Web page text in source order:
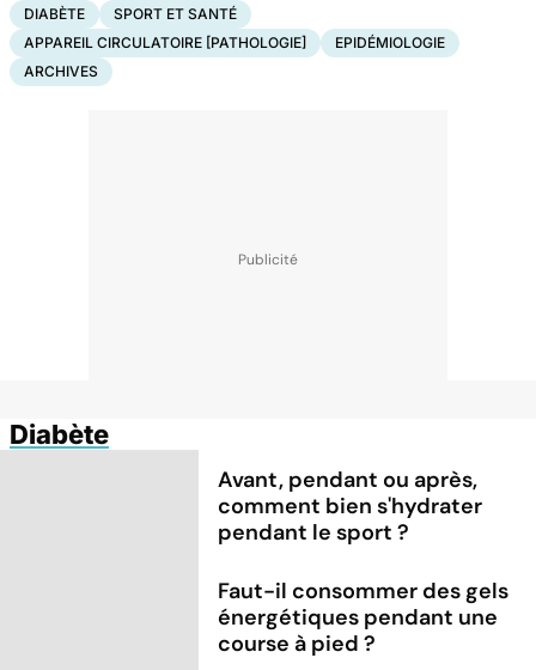
DIABÈTE
SPORT ET SANTÉ
APPAREIL CIRCULATOIRE [PATHOLOGIE]
EPIDÉMIOLOGIE
ARCHIVES
Diabète
Avant, pendant ou après,
comment bien s'hydrater
pendant le sport ?
Faut-il consommer des gels
énergétiques pendant une
course à pied ?